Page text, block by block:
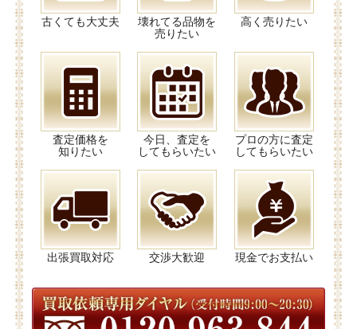
古くても大丈夫
壊れてる品物を
売りたい
高く売りたい
査定価格を
知りたい
今日、査定を
してもらいたい
プロの方に査定
してもらいたい
出張買取対応 交渉大歓迎 現金でお支払い